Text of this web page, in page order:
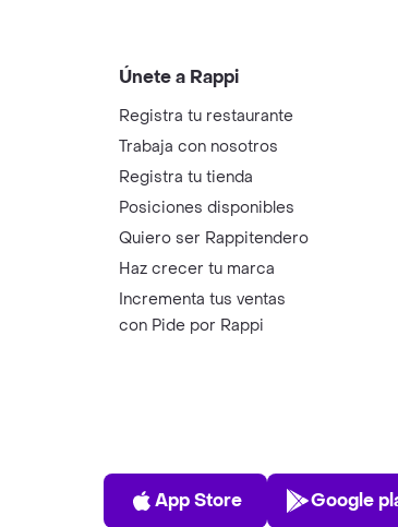
Únete a Rappi
Registra tu restaurante
Trabaja con nosotros
Registra tu tienda
Posiciones disponibles
Quiero ser Rappitendero
Haz crecer tu marca
Incrementa tus ventas
con Pide por Rappi
App Store
App Store
Play
Google